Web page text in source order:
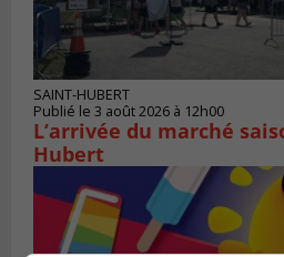
SAINT-HUBERT
Publié le 3 août 2026 à 12h00
L’arrivée du marché
Hubert